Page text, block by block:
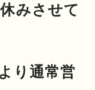
みさせて
り通常営